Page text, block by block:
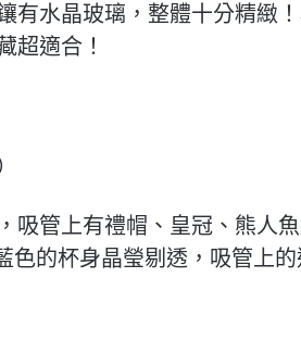
有水晶玻璃，整體十分精緻
超適合！
吸管上有禮帽、皇冠、熊人
色的杯身晶瑩剔透，吸管上